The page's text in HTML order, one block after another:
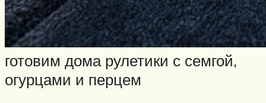
Меню
готовим дома рулетики с семгой,
огурцами и перцем